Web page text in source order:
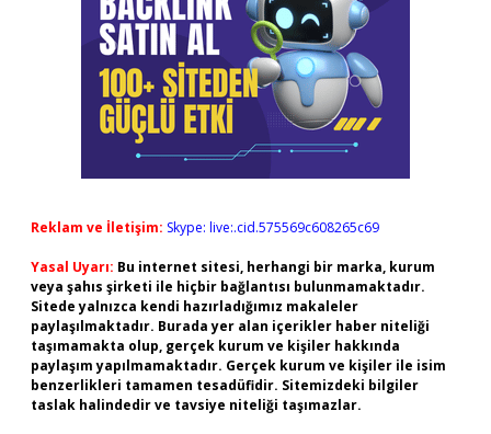
Reklam ve İletişim: Skype: live:.cid.575569c608265c69
Yasal Uyarı: Bu internet sitesi, herhangi bir marka, kurum
veya şahıs şirketi ile hiçbir bağlantısı bulunmamaktadır.
Sitede yalnızca kendi hazırladığımız makaleler
paylaşılmaktadır. Burada yer alan içerikler haber niteliği
taşımamakta olup, gerçek kurum ve kişiler hakkında
paylaşım yapılmamaktadır. Gerçek kurum ve kişiler ile isim
benzerlikleri tamamen tesadüfidir. Sitemizdeki bilgiler
taslak halindedir ve tavsiye niteliği taşımazlar.